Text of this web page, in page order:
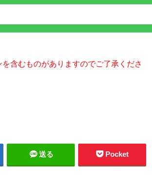
含むものがありますのでご了承くださ
送る Pocket